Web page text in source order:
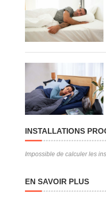
INSTALLATIONS
Impossible de calculer les
EN SAVOIR PLUS